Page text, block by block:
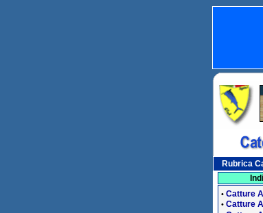
Rubrica
• Catture
• Catture